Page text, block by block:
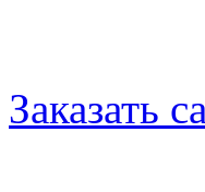
Заказать